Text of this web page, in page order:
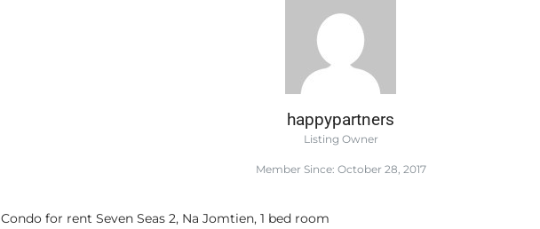
happypartners
Listing Owner
Member Since: October 28, 2017
Condo for rent Seven Seas 2, Na Jomtien, 1 bed room